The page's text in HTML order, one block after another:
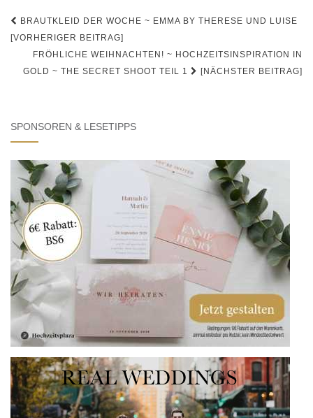
Beitrags-
Navigation
BRAUTKLEID DER WOCHE ~ EMMA BY THERESE UND LUISE
[VORHERIGER BEITRAG]
FRÖHLICHE WEIHNACHTEN! ~ HOCHZEITSINSPIRATION IN
GOLD ~ THE SECRET SHOOT TEIL 1
[NÄCHSTER BEITRAG]
SPONSOREN & LESETIPPS